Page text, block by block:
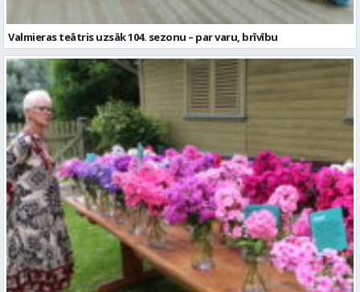
Valmieras teātris uzsāk 104. sezonu – par varu, brīvību